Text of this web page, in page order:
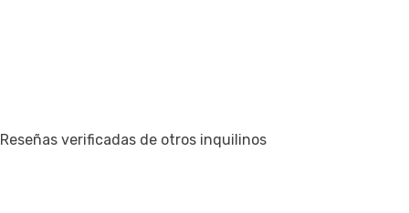
Reseñas verificadas de otros inquilinos